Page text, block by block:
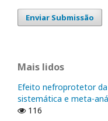
Enviar Submissão
Mais lidos
Efeito nefroprotetor
sistemática e meta-
116